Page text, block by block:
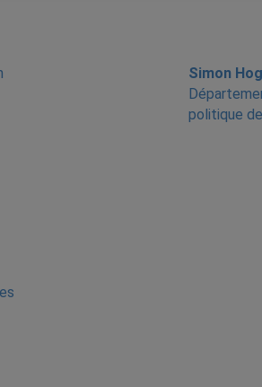
Simon
politique